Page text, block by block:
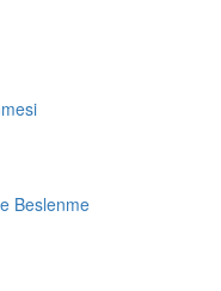
Beslenme